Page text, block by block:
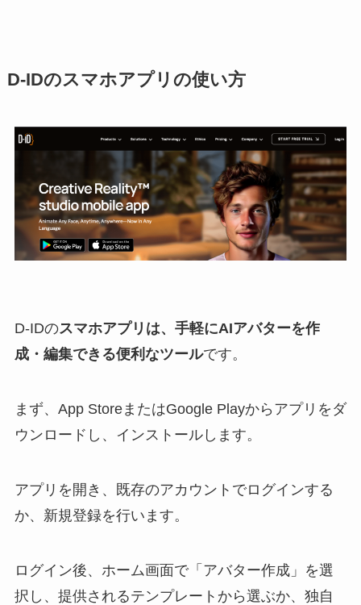
D-IDのスマホアプリの使い方
D-IDのスマホアプリは、手軽にAIアバターを作
成・編集できる便利なツールです。
まず、App StoreまたはGoogle Playからアプリをダ
ウンロードし、インストールします。
アプリを開き、既存のアカウントでログインする
か、新規登録を行います。
ログイン後、ホーム画面で「アバター作成」を選
択し、提供されるテンプレートから選ぶか、独自